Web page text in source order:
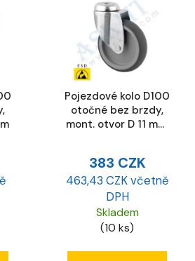
Pojezdové kolo D100
otočné bez brzdy,
mont. otvor D 11 mm,
383 CZK
463,43 CZK včetně
DPH
Skladem
(10 ks)